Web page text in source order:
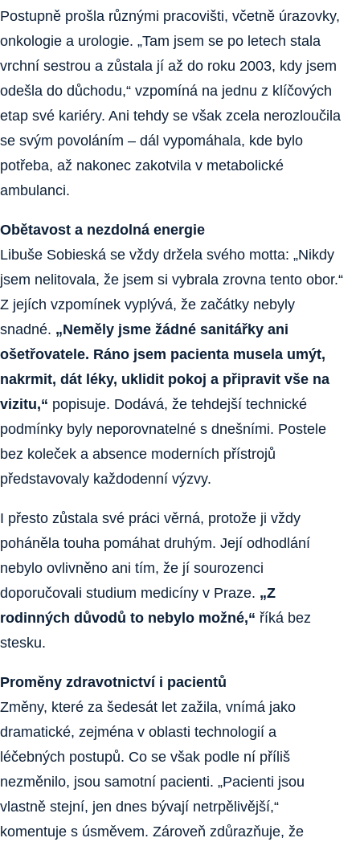
Postupně prošla různými pracovišti, včetně úrazovky,
onkologie a urologie. „Tam jsem se po letech stala
vrchní sestrou a zůstala jí až do roku 2003, kdy jsem
odešla do důchodu,“ vzpomíná na jednu z klíčových
etap své kariéry. Ani tehdy se však zcela nerozloučila
se svým povoláním – dál vypomáhala, kde bylo
potřeba, až nakonec zakotvila v metabolické
ambulanci.
Obětavost a nezdolná energie
Libuše Sobieská se vždy držela svého motta: „Nikdy
jsem nelitovala, že jsem si vybrala zrovna tento obor.“
Z jejích vzpomínek vyplývá, že začátky nebyly
snadné. „Neměly jsme žádné sanitářky ani
ošetřovatele. Ráno jsem pacienta musela umýt,
nakrmit, dát léky, uklidit pokoj a připravit vše na
vizitu,“ popisuje. Dodává, že tehdejší technické
podmínky byly neporovnatelné s dnešními. Postele
bez koleček a absence moderních přístrojů
představovaly každodenní výzvy.
I přesto zůstala své práci věrná, protože ji vždy
poháněla touha pomáhat druhým. Její odhodlání
nebylo ovlivněno ani tím, že jí sourozenci
doporučovali studium medicíny v Praze. „Z
rodinných důvodů to nebylo možné,“ říká bez
stesku.
Proměny zdravotnictví i pacientů
Změny, které za šedesát let zažila, vnímá jako
dramatické, zejména v oblasti technologií a
léčebných postupů. Co se však podle ní příliš
nezměnilo, jsou samotní pacienti. „Pacienti jsou
vlastně stejní, jen dnes bývají netrpělivější,“
komentuje s úsměvem. Zároveň zdůrazňuje, že